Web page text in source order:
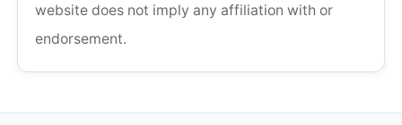
website does not imply any affiliation with or
endorsement.